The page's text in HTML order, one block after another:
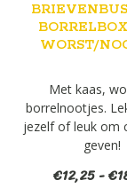
WORST/
Met kaas,
borrelnootjes.
jezelf of leuk om
geven!
€12,25-€